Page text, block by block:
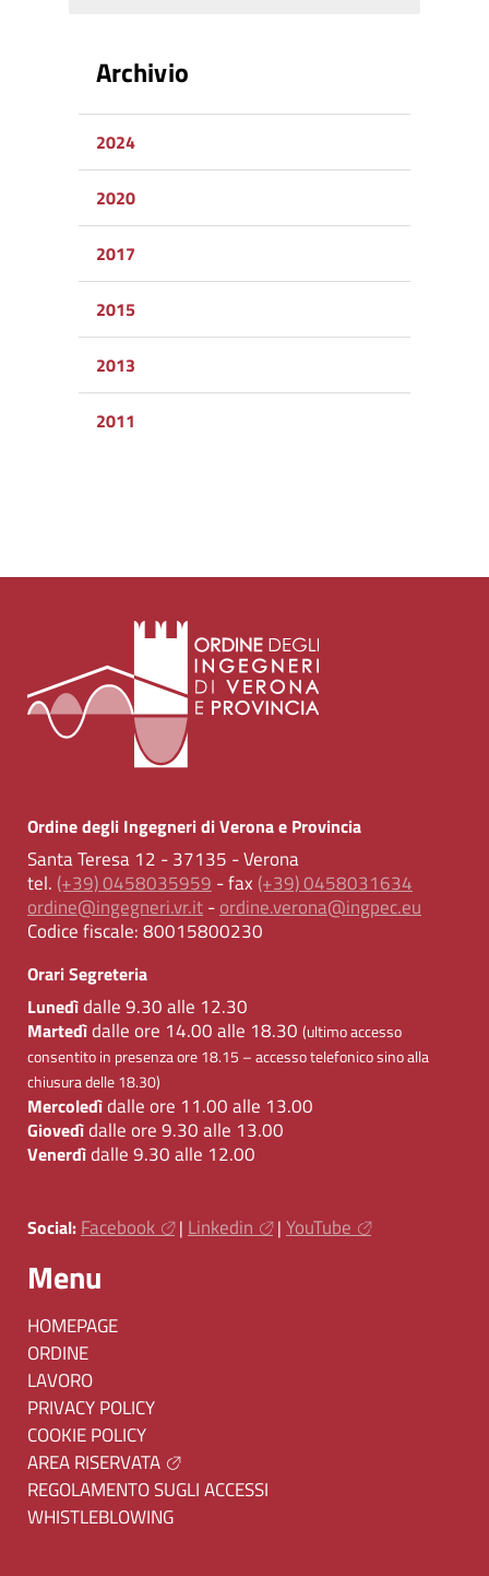
Archivio
2024
2020
2017
2015
2013
2011
Ordine degli Ingegneri di Verona e Provincia
Santa Teresa 12 - 37135 - Verona
tel. (+39) 0458035959 - fax (+39) 0458031634
ordine@ingegneri.vr.it-ordine.verona@ingpec.eu
Codice fiscale:80015800230
Orari Segreteria
Lunedìdalle 9.30 alle 12.30
Martedìdalle ore 14.00 alle 18.30 (ultimo accesso
consentito in presenza ore 18.15 – accesso telefonico sino alla
chiusura delle 18.30)
Mercoledìdalle ore 11.00 alle 13.00
Giovedìdalle ore 9.30 alle 13.00
Venerdìdalle 9.30 alle 12.00
Social: Facebook | Linkedin | YouTube
Menu
HOMEPAGE
ORDINE
LAVORO
PRIVACY POLICY
COOKIE POLICY
AREA RISERVATA
REGOLAMENTO SUGLI ACCESSI
WHISTLEBLOWING